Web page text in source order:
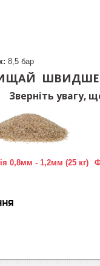
8,5 бар
ШВИДШЕ
Зверніть увагу,
0,8мм - 1,2мм (25 кг)